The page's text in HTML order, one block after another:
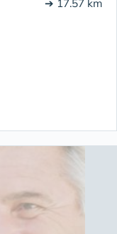
➔ 17.57 km